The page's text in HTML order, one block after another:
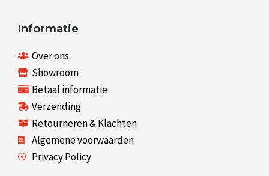
Informatie
Over ons
Showroom
Betaal informatie
Verzending
Retourneren & Klachten
Algemene voorwaarden
Privacy Policy